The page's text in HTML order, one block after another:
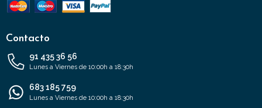
Contacto
91 435 36 56
Lunes a Viernes de 10:00h a 18:30h
683 185 759
Lunes a Viernes de 10:00h a 18:30h